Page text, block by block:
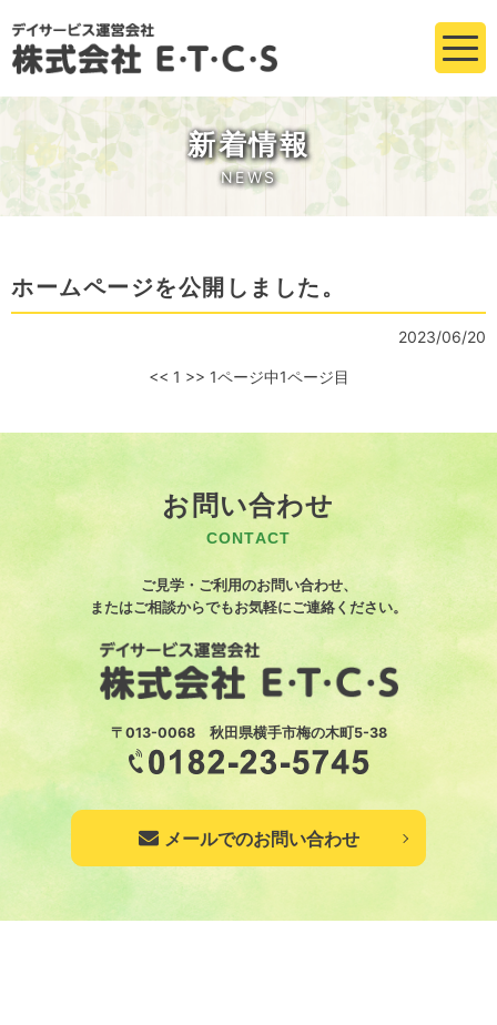
新着情報
NEWS
ホームページを公開しました。
2023/06/20
<< 1 >> 1ページ中1ページ目
お問い合わせ
CONTACT
ご見学・ご利用のお問い合わせ、
またはご相談からでもお気軽にご連絡ください。
〒013-0068 秋田県横手市梅の木町5-38
メールでのお問い合わせ